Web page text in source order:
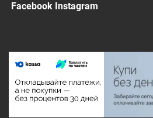
Facebook Instagram